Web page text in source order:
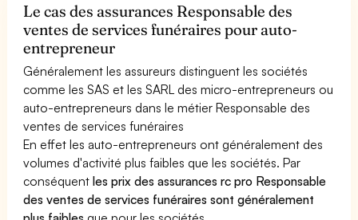
Le cas des assurances Responsable des
ventes de services funéraires pour auto-
entrepreneur
Généralement les assureurs distinguent les sociétés
comme les SAS et les SARL des micro-entrepreneurs ou
auto-entrepreneurs dans le métier Responsable des
ventes de services funéraires
En effet les auto-entrepreneurs ont généralement des
volumes d'activité plus faibles que les sociétés. Par
conséquentles prix des assurances rc pro Responsable
des ventes de services funéraires sont généralement